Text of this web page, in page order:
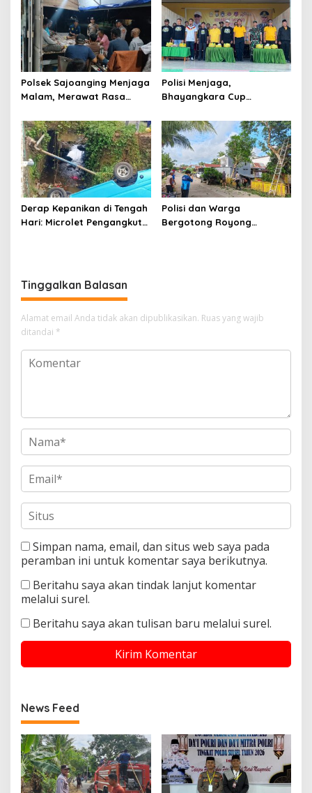
Polda Sulsel
Polsek Sajoanging Menjaga
Malam, Merawat Rasa
Kehangatan Warga
Polisi Menjaga,
Bhayangkara Cup
Derap Kepanikan di Tengah
Hari: Microlet Pengangkut
Polisi dan Warga
Bergotong Royong
Tinggalkan Balasan
Alamat email Anda tidak akan dipublikasikan. Ruas yang wajib
ditandai *
Simpan nama, email, dan situs web saya pada
peramban ini untuk komentar saya berikutnya.
Beritahu saya akan tindak lanjut komentar
melalui surel.
Beritahu saya akan tulisan baru melalui surel.
News Feed